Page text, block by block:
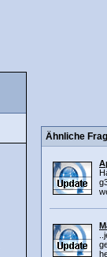
Ähnliche